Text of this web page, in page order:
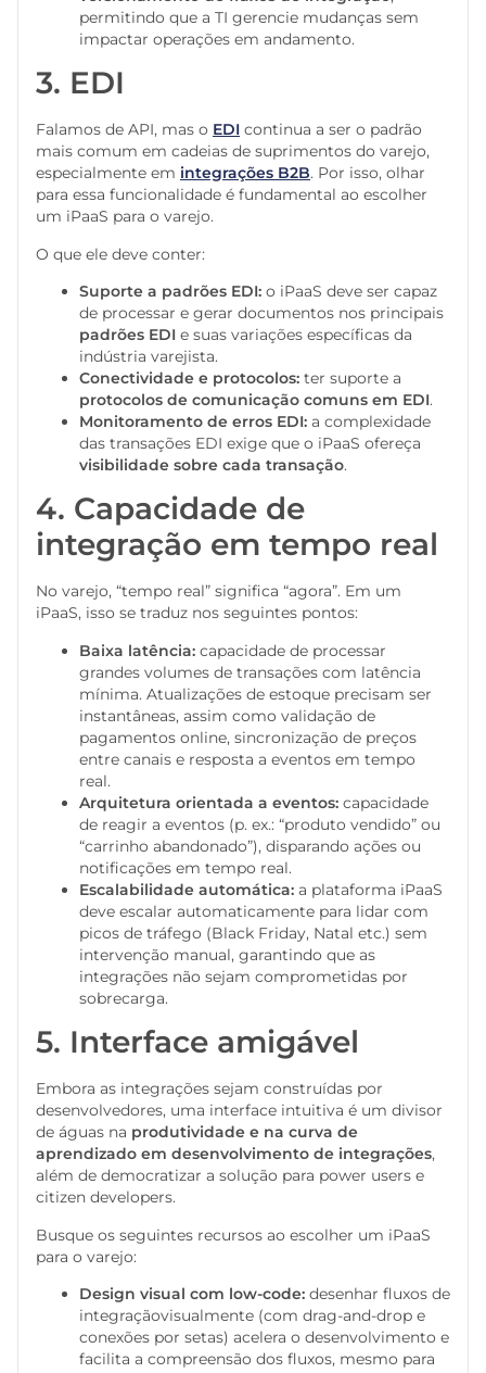
permitindo que a TI gerencie mudanças sem
impactar operações em andamento.
3. EDI
Falamos de API, mas o EDI continua a ser o padrão
mais comum em cadeias de suprimentos do varejo,
especialmente em integrações B2B. Por isso, olhar
para essa funcionalidade é fundamental ao escolher
um iPaaS para o varejo.
O que ele deve conter:
Suporte a padrões EDI: o iPaaS deve ser capaz
de processar e gerar documentos nos principais
padrões EDI e suas variações específicas da
indústria varejista.
Conectividade e protocolos: ter suporte a
protocolos de comunicação comuns em EDI.
Monitoramento de erros EDI: a complexidade
das transações EDI exige que o iPaaS ofereça
visibilidade sobre cada transação.
4. Capacidade de
integração em tempo real
No varejo, “tempo real” significa “agora”. Em um
iPaaS, isso se traduz nos seguintes pontos:
Baixa latência: capacidade de processar
grandes volumes de transações com latência
mínima. Atualizações de estoque precisam ser
instantâneas, assim como validação de
pagamentos online, sincronização de preços
entre canais e resposta a eventos em tempo
real.
Arquitetura orientada a eventos: capacidade
de reagir a eventos (p. ex.: “produto vendido” ou
“carrinho abandonado”), disparando ações ou
notificações em tempo real.
Escalabilidade automática: a plataforma iPaaS
deve escalar automaticamente para lidar com
picos de tráfego (Black Friday, Natal etc.) sem
intervenção manual, garantindo que as
integrações não sejam comprometidas por
sobrecarga.
5. Interface amigável
Embora as integrações sejam construídas por
desenvolvedores, uma interface intuitiva é um divisor
de águas na produtividade e na curva de
aprendizado em desenvolvimento de integrações,
além de democratizar a solução para power users e
citizen developers.
Busque os seguintes recursos ao escolher um iPaaS
para o varejo:
Design visual com low-code: desenhar fluxos de
integraçãovisualmente (com drag-and-drop e
conexões por setas) acelera o desenvolvimento e
facilita a compreensão dos fluxos, mesmo para